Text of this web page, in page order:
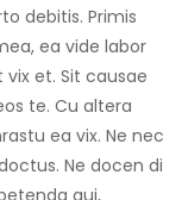
debitis. Primis
ea vide labor
et. Sit causae
te. Cu altera
ea vix. Ne nec
Ne docen di
qui,